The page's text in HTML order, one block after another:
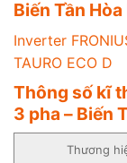
Biến Tần Hòa
Inverter
TAURO ECO D
Thông số kĩ
3 pha – Biến
Thương